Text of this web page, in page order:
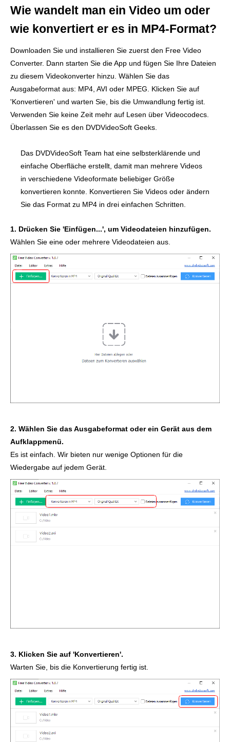
Wie wandelt man ein Video um oder
wie konvertiert er es in MP4‑Format?
Downloaden Sie und installieren Sie zuerst den Free Video
Converter. Dann starten Sie die App und fügen Sie Ihre Dateien
zu diesem Videokonverter hinzu. Wählen Sie das
Ausgabeformat aus: MP4, AVI oder MPEG. Klicken Sie auf
'Konvertieren' und warten Sie, bis die Umwandlung fertig ist.
Verwenden Sie keine Zeit mehr auf Lesen über Videocodecs.
Überlassen Sie es den DVDVideoSoft Geeks.
Das DVDVideoSoft Team hat eine selbsterklärende und
einfache Oberfläche erstellt, damit man mehrere Videos
in verschiedene Videoformate beliebiger Größe
konvertieren konnte. Konvertieren Sie Videos oder ändern
Sie das Format zu MP4 in drei einfachen Schritten.
1. Drücken Sie 'Einfügen...', um Videodateien hinzufügen.
Wählen Sie eine oder mehrere Videodateien aus.
2. Wählen Sie das Ausgabeformat oder ein Gerät aus dem
Aufklappmenü.
Es ist einfach. Wir bieten nur wenige Optionen für die
Wiedergabe auf jedem Gerät.
3. Klicken Sie auf 'Konvertieren'.
Warten Sie, bis die Konvertierung fertig ist.